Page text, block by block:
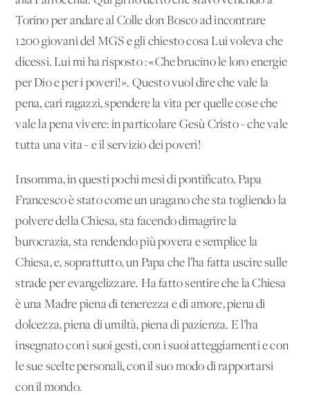
Torino per andare al Colle don Bosco ad incontrare
1200 giovani del MGS e gli chiesto cosa Lui voleva che
dicessi. Lui mi ha risposto : «Che brucino le loro energie
per Dio e per i poveri!». Questo vuol dire che vale la
pena, cari ragazzi, spendere la vita per quelle cose che
vale la pena vivere: in particolare Gesù Cristo - che vale
tutta una vita - e il servizio dei poveri!
Insomma, in questi pochi mesi di pontificato, Papa
Francesco è stato come un uragano che sta togliendo la
polvere della Chiesa, sta facendo dimagrire la
burocrazia, sta rendendo più povera e semplice la
Chiesa, e, soprattutto, un Papa che l’ha fatta uscire sulle
strade per evangelizzare. Ha fatto sentire che la Chiesa
è una Madre piena di tenerezza e di amore, piena di
dolcezza, piena di umiltà, piena di pazienza. E l’ha
insegnato con i suoi gesti, con i suoi atteggiamenti e con
le sue scelte personali, con il suo modo di rapportarsi
con il mondo.